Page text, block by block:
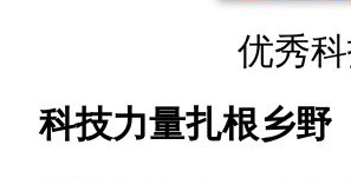
优秀科
科技力量扎根乡野